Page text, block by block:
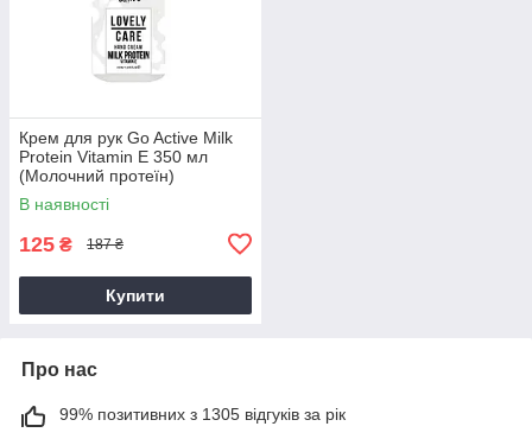
Крем для рук Go Active Milk
Protein Vitamin E 350 мл
(Молочний протеїн)
В наявності
125 ₴ 187 ₴
Купити
Про нас
99% позитивних з 1305 відгуків за рік